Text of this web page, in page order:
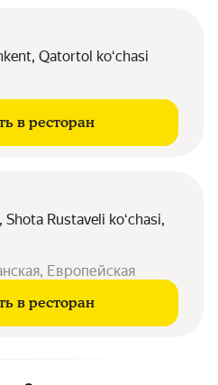
Qatortol koʻchasi
в ресторан
Rustaveli koʻchasi,
Европейская
в ресторан